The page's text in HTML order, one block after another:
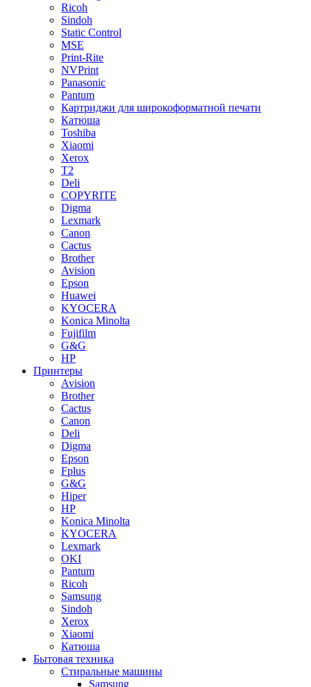
Ricoh
Sindoh
Static Control
MSE
Print-Rite
NVPrint
Panasonic
Pantum
Картриджи для широкоформатной печати
Катюша
Toshiba
Xiaomi
Xerox
T2
Deli
COPYRITE
Digma
Lexmark
Canon
Cactus
Brother
Avision
Epson
Huawei
KYOCERA
Konica Minolta
Fujifilm
G&G
HP
Принтеры
Avision
Brother
Cactus
Canon
Deli
Digma
Epson
Fplus
G&G
Hiper
HP
Konica Minolta
KYOCERA
Lexmark
OKI
Pantum
Ricoh
Samsung
Sindoh
Xerox
Xiaomi
Катюша
Бытовая техника
Стиральные машины
Samsung